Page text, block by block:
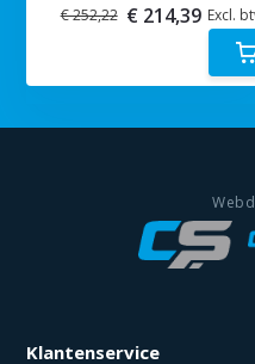
€ 252,22 € 214,39 Excl.
Klantenservice